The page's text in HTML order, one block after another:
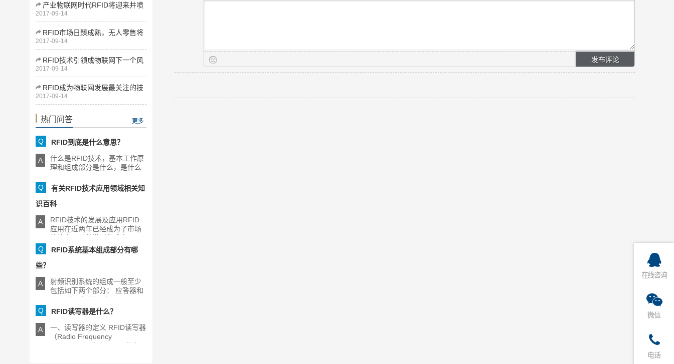
产业物联网时代RFID将迎来井喷
式发展
2017-09-14
RFID市场日臻成熟，无人零售将
为下一增长点
2017-09-14
RFID技术引领成物联网下一个风
口
2017-09-14
RFID成为物联网发展最关注的技
术
2017-09-14
热门问答 更多
Q RFID到底是什么意思？
A
什么是RFID技术，基本工作原
理和组成部分是什么，是什么
Q
有关RFID技术应用领域相关知
识百科
A
RFID技术的发展及应用RFID
应用在近两年已经成为了市场
Q
RFID系统基本组成部分有哪
些？
A
射频识别系统的组成一般至少
包括如下两个部分： 应答器和
Q
RFID读写器是什么？
A
一、读写器的定义 RFID读写器
（Radio Frequency
在线咨询
微信
电话